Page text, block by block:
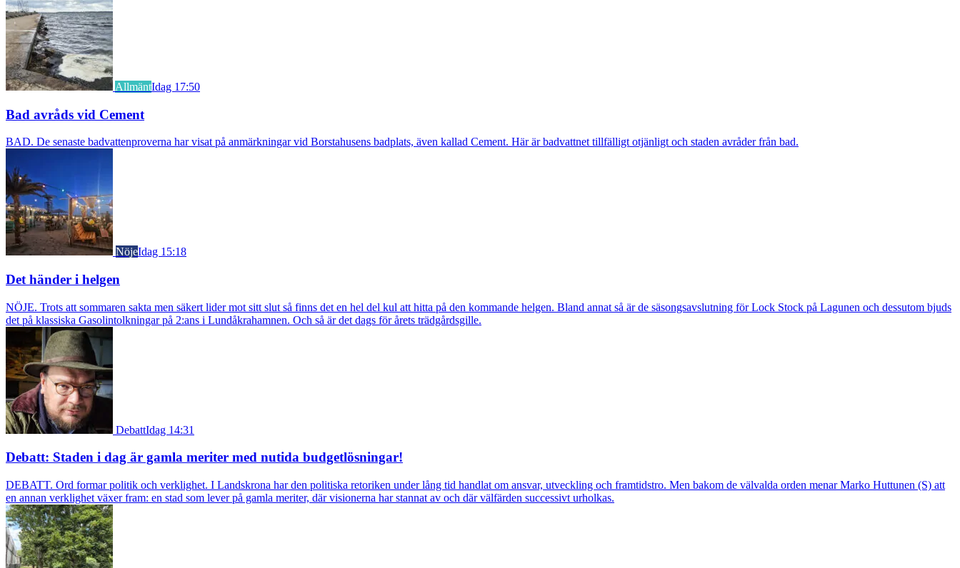
AllmäntIdag 17:50
Bad avråds vid Cement
BAD. De senaste badvattenproverna har visat på anmärkningar vid Borstahusens badplats, även kallad Cement. Här är badvattnet tillfälligt otjänligt och staden avråder från bad.
NöjeIdag 15:18
Det händer i helgen
NÖJE. Trots att sommaren sakta men säkert lider mot sitt slut så finns det en hel del kul att hitta på den kommande helgen. Bland annat så är de säsongsavslutning för Lock Stock på Lagunen och dessutom bjuds
det på klassiska Gasolintolkningar på 2:ans i Lundåkrahamnen. Och så är det dags för årets trädgårdsgille.
DebattIdag 14:31
Debatt: Staden i dag är gamla meriter med nutida budgetlösningar!
DEBATT. Ord formar politik och verklighet. I Landskrona har den politiska retoriken under lång tid handlat om ansvar, utveckling och framtidstro. Men bakom de välvalda orden menar Marko Huttunen (S) att
en annan verklighet växer fram: en stad som lever på gamla meriter, där visionerna har stannat av och där välfärden successivt urholkas.